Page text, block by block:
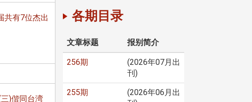
共有7位杰出
)偕同台湾
各期目录
文章标题 报别简介
256期
(2026年07月出
刊)
255期
(2026年06月出